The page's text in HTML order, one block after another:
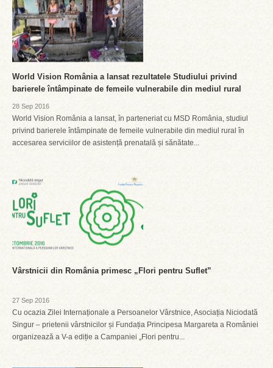
World Vision România a lansat rezultatele Studiului privind
barierele întâmpinate de femeile vulnerabile din mediul rural
28 Sep 2016
World Vision România a lansat, în parteneriat cu MSD România, studiul
privind barierele întâmpinate de femeile vulnerabile din mediul rural în
accesarea serviciilor de asistență prenatală și sănătate...
Vârstnicii din România primesc „Flori pentru Suflet”
27 Sep 2016
Cu ocazia Zilei Internaționale a Persoanelor Vârstnice, Asociația Niciodată
Singur – prietenii vârstnicilor și Fundația Principesa Margareta a României
organizează a V-a ediție a Campaniei „Flori pentru...